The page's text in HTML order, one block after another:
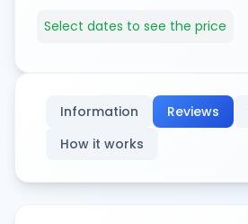
Select dates to see the price
Information Reviews
How it works